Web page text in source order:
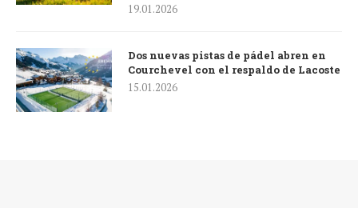
19.01.2026
Dos nuevas pistas de pádel abren en
Courchevel con el respaldo de Lacoste
15.01.2026